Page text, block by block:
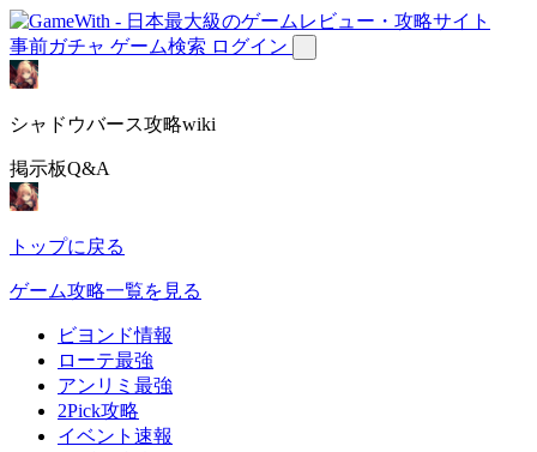
事前ガチャ ゲーム検索 ログイン
シャドウバース攻略wiki
掲示板Q&A
トップに戻る
ゲーム攻略一覧を見る
ビヨンド情報
ローテ最強
アンリミ最強
2Pick攻略
イベント速報